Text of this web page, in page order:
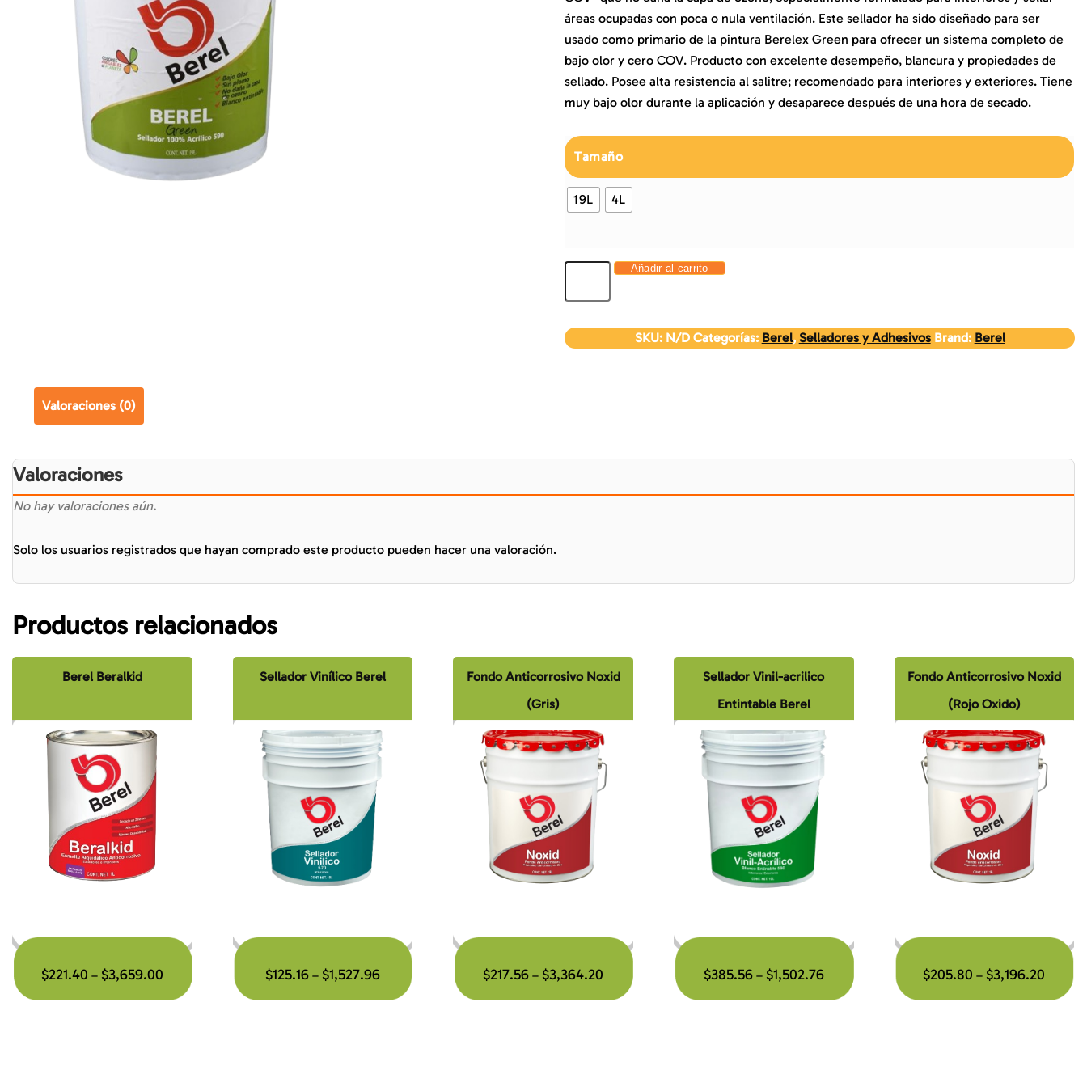
áreas ocupadas con poca o nula ventilación. Este sellador ha sido diseñado para ser
usado como primario de la pintura Berelex Green para ofrecer un sistema completo de
bajo olor y cero COV. Producto con excelente desempeño, blancura y propiedades de
sellado. Posee alta resistencia al salitre; recomendado para interiores y exteriores. Tiene
muy bajo olor durante la aplicación y desaparece después de una hora de secado.
Tamaño
19L 4L
Añadir al carrito
SKU: N/D Categorías: Berel, Selladores y Adhesivos Brand: Berel
Valoraciones (0)
Valoraciones
No hay valoraciones aún.
Solo los usuarios registrados que hayan comprado este producto pueden hacer una valoración.
Productos relacionados
Berel Beralkid
$221.40 – $3,659.00
Sellador Vinílico Berel
$125.16 – $1,527.96
Fondo Anticorrosivo Noxid
(Gris)
$217.56 – $3,364.20
Sellador Vinil-acrilico
Entintable Berel
$385.56– $1,502.76
Fondo Anticorrosivo Noxid
(Rojo Oxido)
$205.80 – $3,196.20